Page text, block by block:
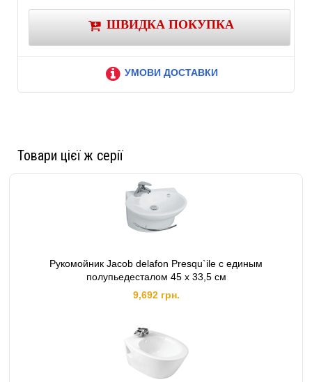
ШВИДКА ПОКУПКА
УМОВИ ДОСТАВКИ
Товари цієї ж серії
Рукомойник Jacob delafon Presqu`ile с единым
полупьедесталом 45 x 33,5 см
9,692 грн.